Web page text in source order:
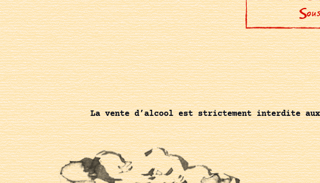
La vente d’alcool est strictement interdite aux